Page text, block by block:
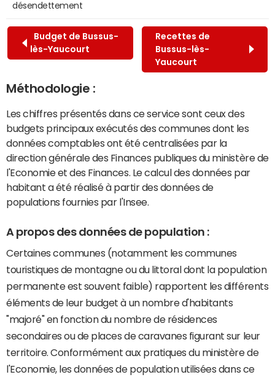
désendettement
Budget de Bussus-
lès-Yaucourt
Recettes de
Bussus-lès-
Yaucourt
Méthodologie :
Les chiffres présentés dans ce service sont ceux des
budgets principaux exécutés des communes dont les
données comptables ont été centralisées par la
direction générale des Finances publiques du ministère de
l'Economie et des Finances. Le calcul des données par
habitant a été réalisé à partir des données de
populations fournies par l'Insee.
A propos des données de population :
Certaines communes (notamment les communes
touristiques de montagne ou du littoral dont la population
permanente est souvent faible) rapportent les différents
éléments de leur budget à un nombre d'habitants
"majoré" en fonction du nombre de résidences
secondaires ou de places de caravanes figurant sur leur
territoire. Conformément aux pratiques du ministère de
l'Economie, les données de population utilisées dans ce